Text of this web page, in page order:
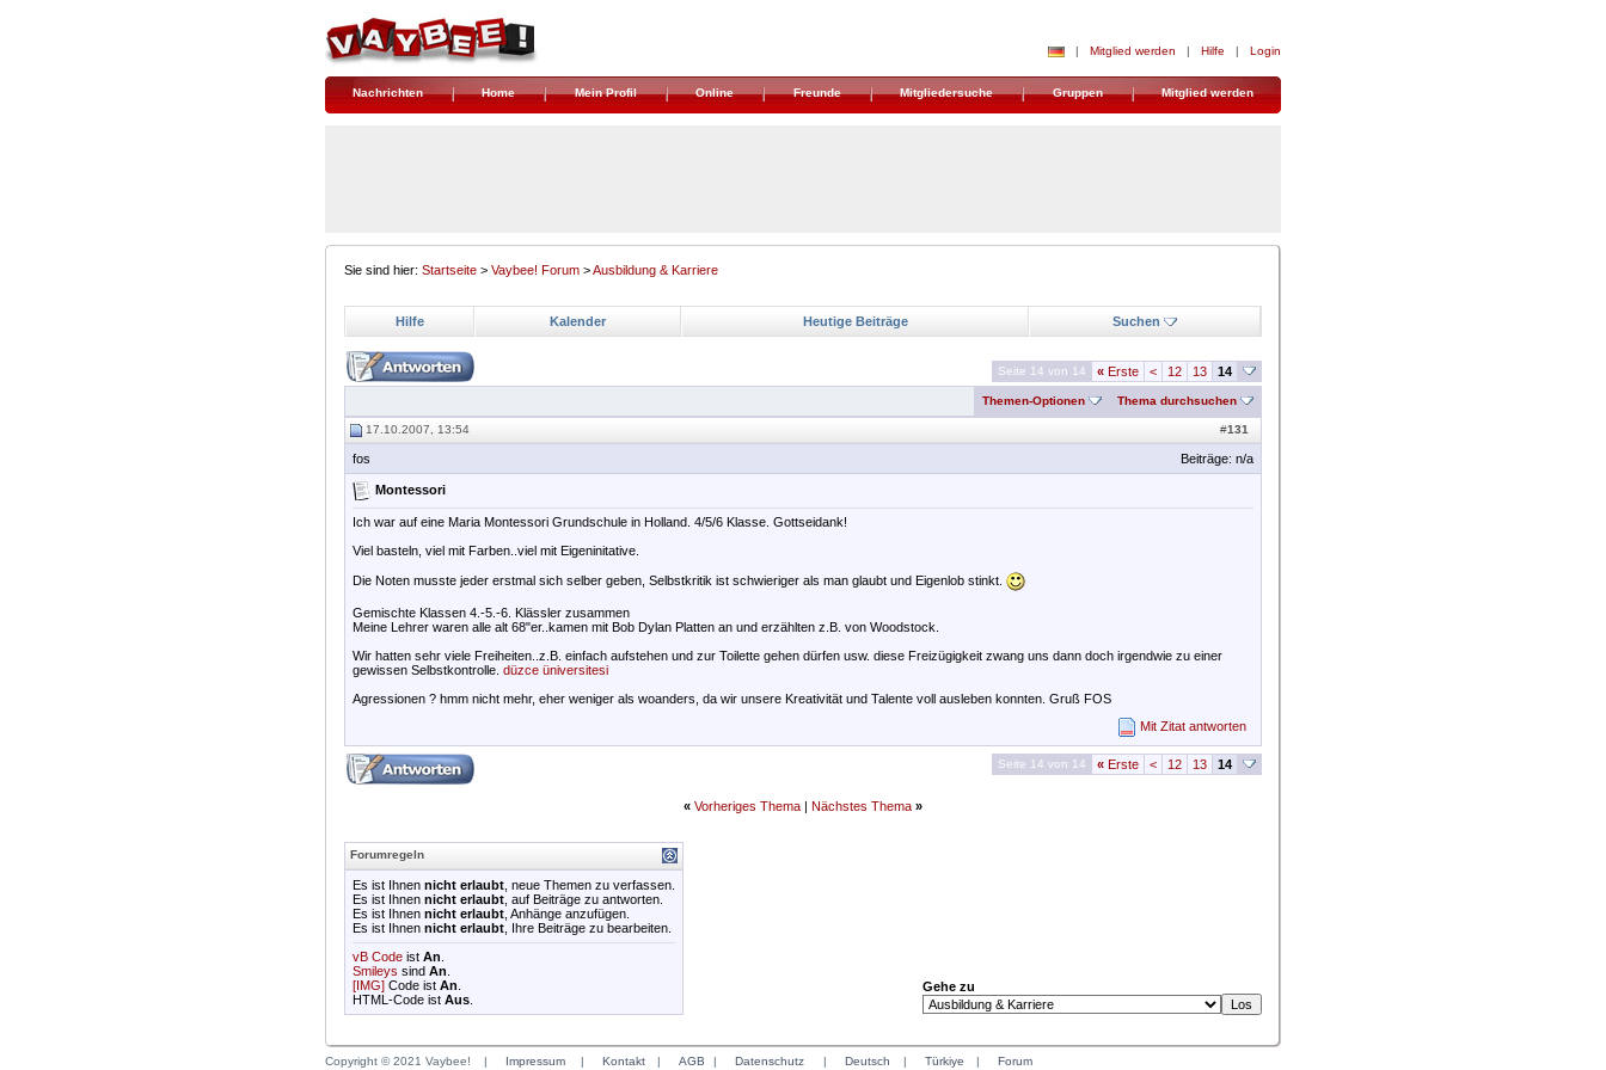
| Mitglied werden | Hilfe | Login
Nachrichten Home Mein Profil Online Freunde Mitgliedersuche Gruppen Mitglied werden
Sie sind hier: Startseite > Vaybee! Forum >Ausbildung & Karriere
Hilfe Kalender Heutige Beiträge Suchen
Seite 14 von 14 « Erste < 12 13 14
Themen-Optionen Thema durchsuchen
#131
17.10.2007, 13:54
fos Beiträge: n/a
Montessori
Ich war auf eine Maria Montessori Grundschule in Holland. 4/5/6 Klasse. Gottseidank!
Viel basteln, viel mit Farben..viel mit Eigeninitative.
Die Noten musste jeder erstmal sich selber geben, Selbstkritik ist schwieriger als man glaubt und Eigenlob stinkt.
Gemischte Klassen 4.-5.-6. Klässler zusammen
Meine Lehrer waren alle alt 68"er..kamen mit Bob Dylan Platten an und erzählten z.B. von Woodstock.
Wir hatten sehr viele Freiheiten..z.B. einfach aufstehen und zur Toilette gehen dürfen usw. diese Freizügigkeit zwang uns dann doch irgendwie zu einer
gewissen Selbstkontrolle. düzce üniversitesi
Agressionen ? hmm nicht mehr, eher weniger als woanders, da wir unsere Kreativität und Talente voll ausleben konnten. Gruß FOS
Mit Zitat antworten
Seite 14 von 14 « Erste < 12 13 14
« Vorheriges Thema | Nächstes Thema »
Forumregeln
Es ist Ihnen nicht erlaubt , neue Themen zu verfassen.
Es ist Ihnen nicht erlaubt , auf Beiträge zu antworten.
Es ist Ihnen nicht erlaubt , Anhänge anzufügen.
Es ist Ihnen nicht erlaubt , Ihre Beiträge zu bearbeiten.
vB Code ist An
Smileys sind An
[IMG] Code ist An
HTML-Code ist Aus
Gehe zu
Copyright © 2021 Vaybee! | Impressum | Kontakt | AGB | Datenschutz | Deutsch | Türkiye | Forum